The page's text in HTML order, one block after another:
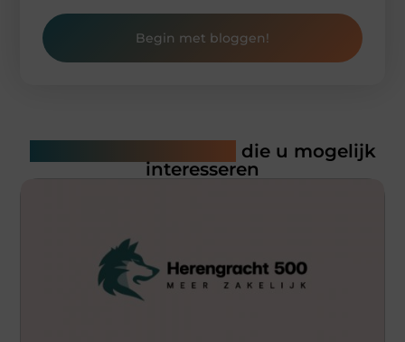
Begin met bloggen!
die u mogelijk
interesseren